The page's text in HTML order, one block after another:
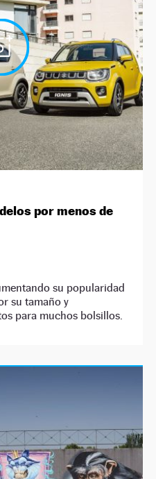
por menos de
su popularidad
su tamaño y
para muchos bolsillos.